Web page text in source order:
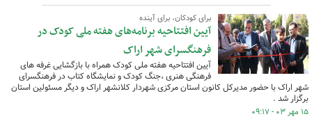
برای کودکان، برای آینده
آیین افتتاحیه برنامه‌های هفته ملی کودک در
فرهنگسرای شهر اراک
آیین افتتاحیه هفته ملی کودک همراه با بازگشایی غرفه های
فرهنگی هنری ،جنگ کودک و نمایشگاه کتاب در فرهنگسرای
شهر اراک با حضور مدیرکل کانون استان مرکزی شهردار کلانشهر اراک و دیگر مسئولین استان
برگزار شد .
۱۵ مهر ۰۳ - ۰۹:۱۷